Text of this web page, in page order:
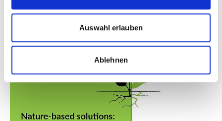
Auswahl erlauben
Ablehnen
Videos zum Projekt
Diese Inhalte können nicht angezeigt werden, da die
Marketing-Cookies abgelehnt wurden. Klicken Sie
, um die Cookies zu akzeptieren und das Video